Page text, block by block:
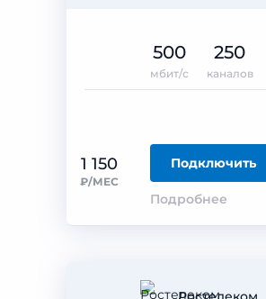
1 150
₽/МЕС
Подключить
Подробнее
500
мбит/с
250
каналов